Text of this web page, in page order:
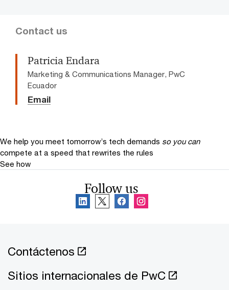
Contact us
Patricia Endara
Marketing & Communications Manager, PwC
Ecuador
Email
We help you meet tomorrow’s tech demands so you can
compete at a speed that rewrites the rules
See how
Follow us
Contáctenos
Sitios internacionales de PwC